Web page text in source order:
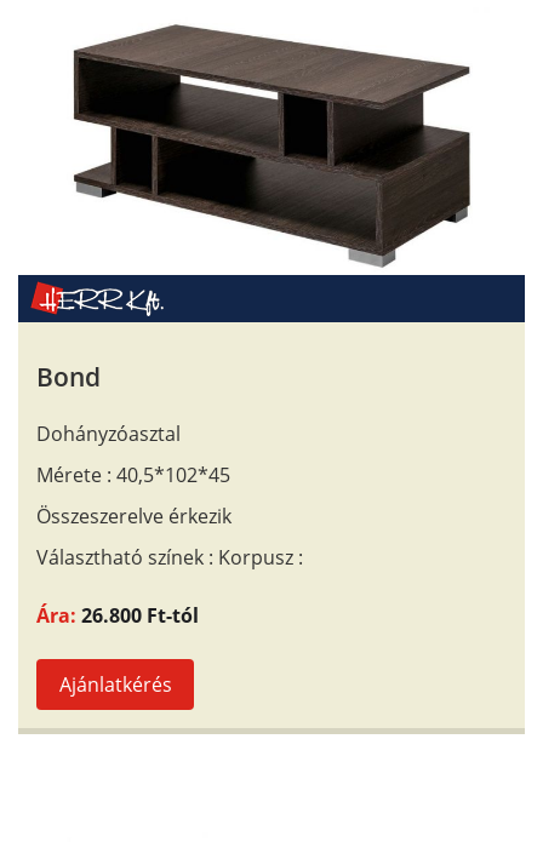
Bond
Dohányzóasztal
Mérete : 40,5*102*45
Összeszerelve érkezik
Választható színek : Korpusz :
Ára: 26.800 Ft-tól
Ajánlatkérés